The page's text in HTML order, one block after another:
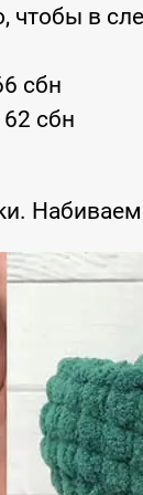
чтобы в
сбн
62 сбн
Набиваем